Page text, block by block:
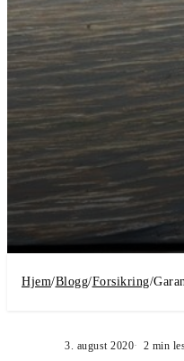
Hjem/Blogg/Forsikring/
3. august 2020 2 min